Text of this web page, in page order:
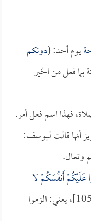
يوم أحد: (دونكم
فعل من الخير
فهذا اسم فعل أمر.
أنها قالت ليوسف:
عَلَيْكُمْ أَنفُسَكُمْ لا
[المائدة:105]، يعني: الزموا